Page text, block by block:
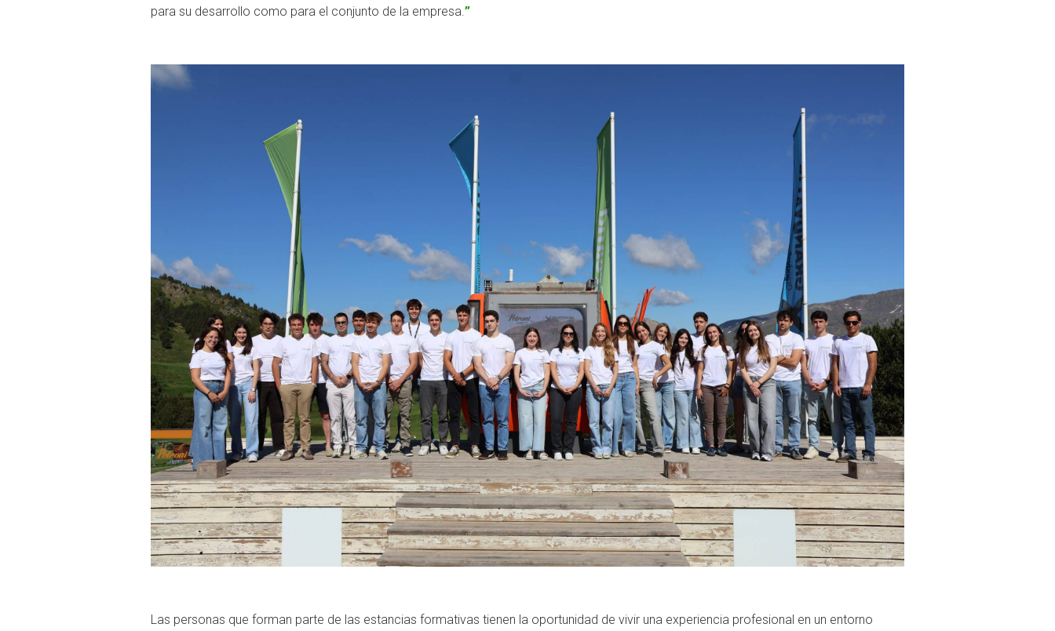
para su desarrollo como para el conjunto de la empresa.”
Las personas que forman parte de las estancias formativas tienen la oportunidad de vivir una experiencia profesional en un entorno